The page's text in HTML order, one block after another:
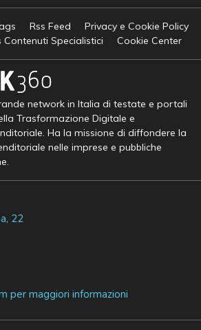
Rss Feed
Privacy e Cookie Policy
Specialistici
Cookie Center
network in Italia di testate e portali
Trasformazione Digitale e
Ha la missione di diffondere la
nelle imprese e pubbliche
22
per maggiori informazioni